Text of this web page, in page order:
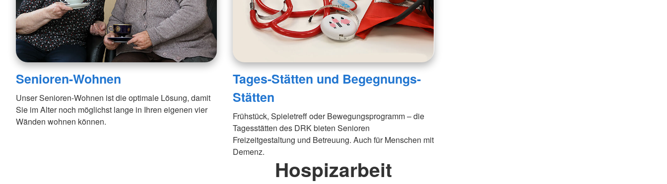
Senioren-Wohnen
Unser Senioren-Wohnen ist die optimale Lösung, damit
Sie im Alter noch möglichst lange in Ihren eigenen vier
Wänden wohnen können.
Tages-Stätten und Begegnungs-
Stätten
Frühstück, Spieletreff oder Bewegungsprogramm – die
Tagesstätten des DRK bieten Senioren
Freizeitgestaltung und Betreuung. Auch für Menschen mit
Demenz.
Hospizarbeit